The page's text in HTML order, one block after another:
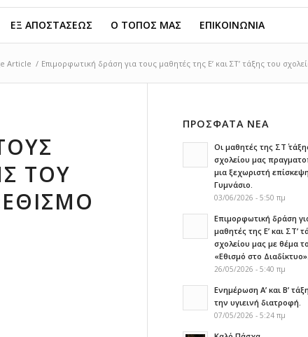
ΕΞ ΑΠΟΣΤΑΣΕΩΣ Ο ΤΟΠΟΣ ΜΑΣ ΕΠΙΚΟΙΝΩΝΙΑ
Article / Επιμορφωτική δράση για τους μαθητές της Ε’ και ΣΤ’ τάξης του
ΤΟΥ
ΠΡΟΣΦΑΤΑ ΝΕΑ
Οι μαθητές της ΣΤ΄
σχολείου μας
μια ξεχωριστή
Γυμνάσιο.
03/06/2026 - 5:50 πμ
Επιμορφωτική δράση
μαθητές της Ε’ και ΣΤ’
σχολείου μας με θέμα
«Εθισμό στο Διαδίκτυο».
26/05/2026 - 5:40 πμ
Ενημέρωση Α’ και Β’
την υγιεινή διατροφή.
07/05/2026 - 5:24 πμ